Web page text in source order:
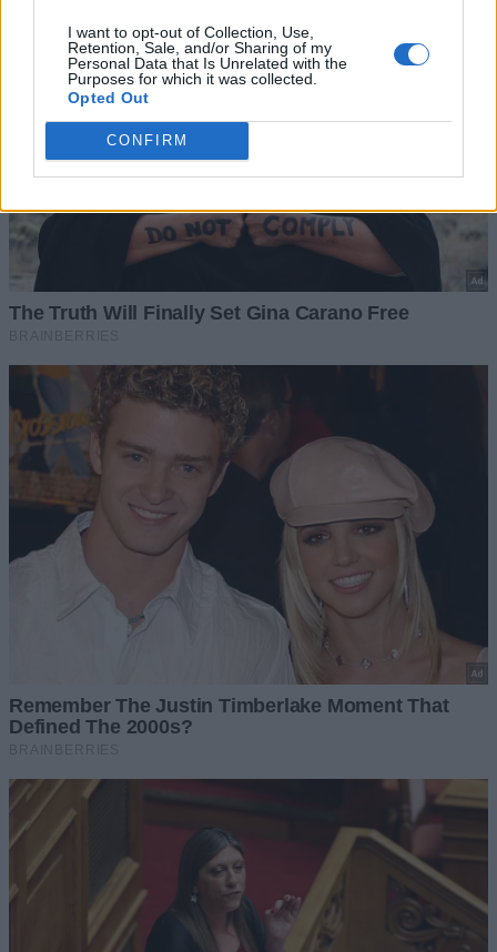
I want to opt-out of Collection, Use,
Retention, Sale, and/or Sharing of my
Personal Data that Is Unrelated with the
Purposes for which it was collected.
Opted Out
CONFIRM